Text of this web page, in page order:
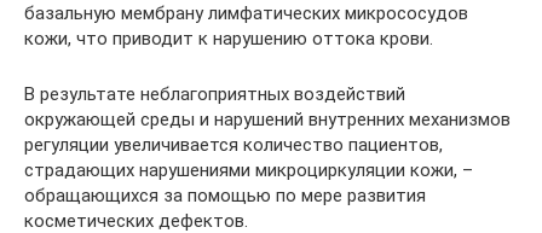
базальную мембрану лимфатических микрососудов
кожи, что приводит к нарушению оттока крови.
В результате неблагоприятных воздействий
окружающей среды и нарушений внутренних механизмов
регуляции увеличивается количество пациентов,
страдающих нарушениями микроциркуляции кожи, –
обращающихся за помощью по мере развития
косметических дефектов.